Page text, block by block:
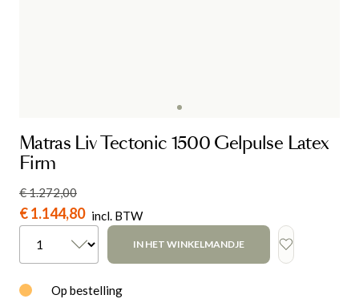
Matras Liv Tectonic 1500 Gelpulse Latex
Firm
€ 1.272,00
€ 1.144,80 incl. BTW
IN HET WINKELMANDJE
Op bestelling